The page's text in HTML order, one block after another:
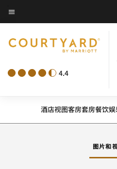
Skip
to
content
菜单文本
4.4
酒店视图客房套房餐饮
图片和